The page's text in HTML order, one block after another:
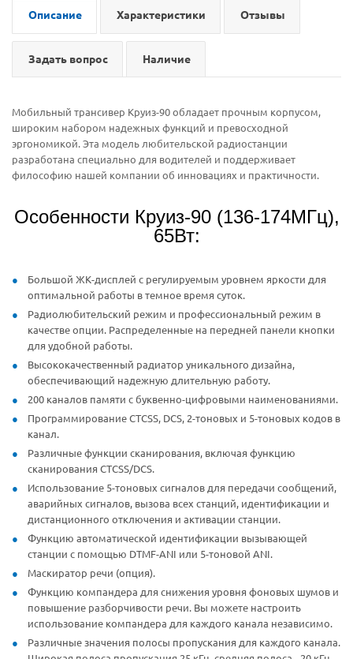
Описание Характеристики Отзывы
Задать вопрос Наличие
Мобильный трансивер Круиз-90 обладает прочным корпусом,
широким набором надежных функций и превосходной
эргономикой. Эта модель любительской радиостанции
разработана специально для водителей и поддерживает
философию нашей компании об инновациях и практичности.
Особенности Круиз-90 (136-174МГц),
65Вт:
Большой ЖК-дисплей с регулируемым уровнем яркости для
оптимальной работы в темное время суток.
Радиолюбительский режим и профессиональный режим в
качестве опции. Распределенные на передней панели кнопки
для удобной работы.
Высококачественный радиатор уникального дизайна,
обеспечивающий надежную длительную работу.
200 каналов памяти с буквенно-цифровыми наименованиями.
Программирование CTCSS, DCS, 2-тоновых и 5-тоновых кодов в
канал.
Различные функции сканирования, включая функцию
сканирования CTCSS/DCS.
Использование 5-тоновых сигналов для передачи сообщений,
аварийных сигналов, вызова всех станций, идентификации и
дистанционного отключения и активации станции.
Функцию автоматической идентификации вызывающей
станции с помощью DTMF-ANI или 5-тоновой ANI.
Маскиратор речи (опция).
Функцию компандера для снижения уровня фоновых шумов и
повышение разборчивости речи. Вы можете настроить
использование компандера для каждого канала независимо.
Различные значения полосы пропускания для каждого канала.